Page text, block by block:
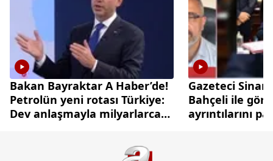
Bakan Bayraktar A Haber’de!
Petrolün yeni rotası Türkiye:
Dev anlaşmayla milyarlarca
Gazeteci
Bahçeli ile
ayrıntılarını